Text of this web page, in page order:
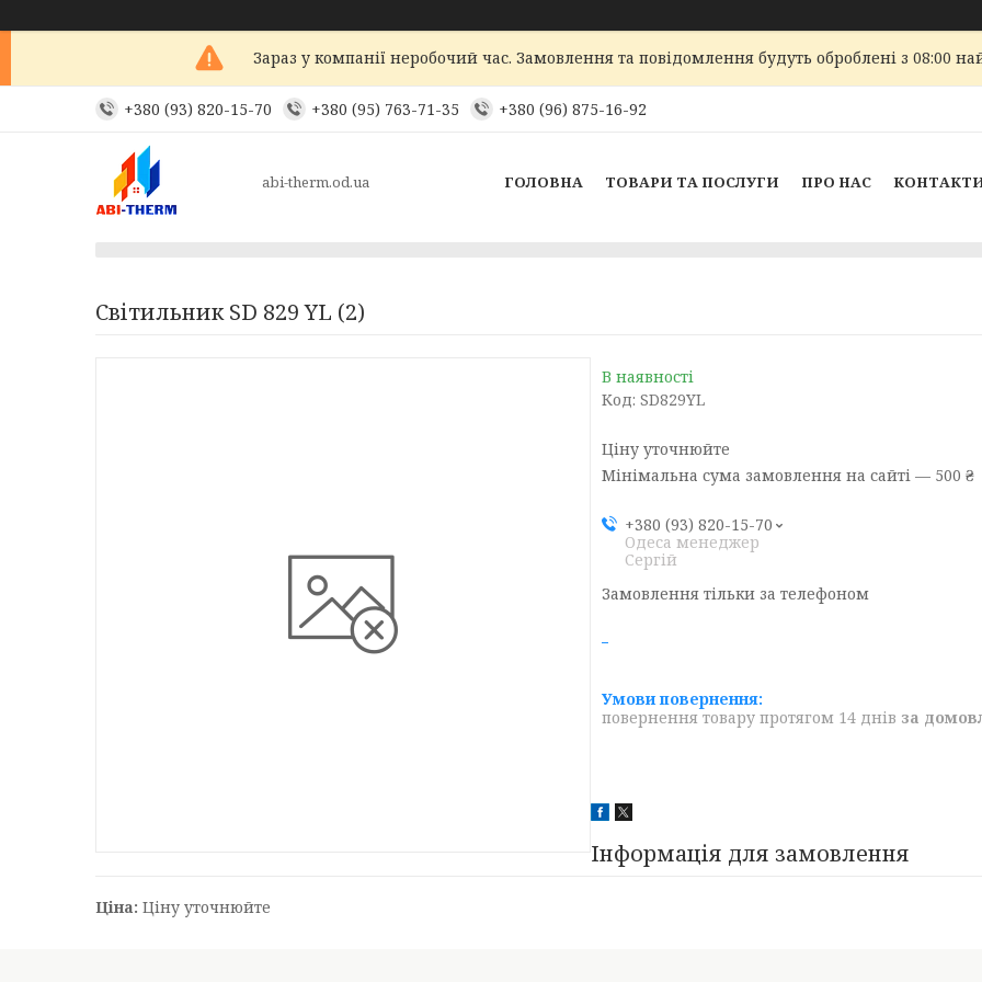
Зараз у компанії неробочий час. Замовлення та повідомлення будуть оброблені з 08:00
+380 (93) 820-15-70 +380 (95) 763-71-35 +380 (96) 875-16-92
abi-therm.od.ua ГОЛОВНА ТОВАРИ ТА ПОСЛУГИ ПРО НАС
Світильник SD 829 YL (2)
В наявності
Код: SD829YL
Ціну уточнюйте
Мінімальна сума замовлення на сайті — 500 ₴
+380 (93) 820-15-70
Одеса менеджер
Сергій
Замовлення тільки за телефоном
повернення товару протягом 14 днів за
Інформація для замовлення
Ціна: Ціну уточнюйте